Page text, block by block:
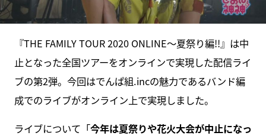
『THE FAMILY TOUR 2020 ONLINE～夏祭り編!!』は中
止となった全国ツアーをオンラインで実現した配信ライ
ブの第2弾。今回はでんぱ組.incの魅力であるバンド編
成でのライブがオンライン上で実現しました。
ライブについて「今年は夏祭りや花火大会が中止になっ